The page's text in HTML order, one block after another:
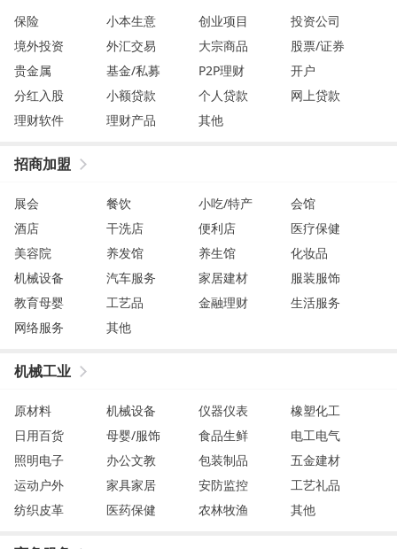
保险 小本生意 创业项目
投资公司
境外投资
外汇交易 大宗商品
股票/证券
贵金属
基金/私募 P2P理财
开户
分红入股
小额贷款 个人贷款
网上贷款
理财软件
理财产品 其他
招商加盟
展会 餐饮 小吃/特产
会馆
酒店
干洗店 便利店
医疗保健
美容院
养发馆 养生馆
化妆品
机械设备
汽车服务 家居建材
服装服饰
教育母婴
工艺品 金融理财
生活服务
网络服务
其他
机械工业
原材料 机械设备 仪器仪表
橡塑化工
日用百货
母婴/服饰 食品生鲜
电工电气
照明电子
办公文教 包装制品
五金建材
运动户外
家具家居 安防监控
工艺礼品
纺织皮革
医药保健 农林牧渔 其他